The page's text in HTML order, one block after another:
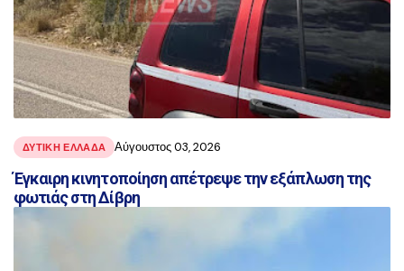
ΔΥΤΙΚΗ ΕΛΛΑΔΑ Αύγουστος 03, 2026
Έγκαιρη κινητοποίηση απέτρεψε την εξάπλωση της
φωτιάς στη Δίβρη